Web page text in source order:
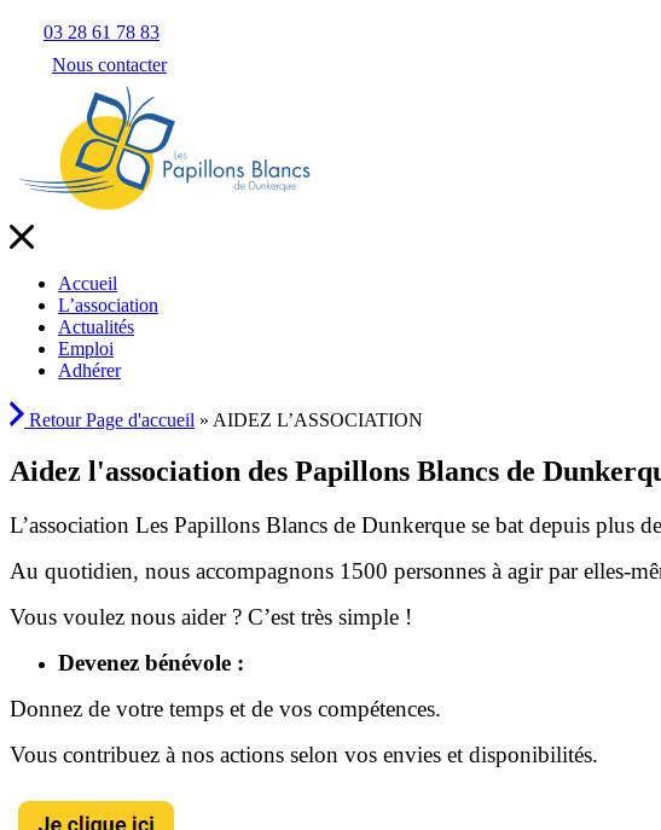
03 28 61 78 83
Nous contacter
Accueil
L’association
Actualités
Emploi
Adhérer
RetourPage d'accueil » AIDEZ L’ASSOCIATION
Aidez l'association des Papillons Blancs de
L’association Les Papillons Blancs de Dunkerque se bat depuis plus
Au quotidien, nous accompagnons 1500 personnes à agir par elles-
Vous voulez nous aider ? C’est très simple !
Devenez bénévole :
Donnez de votre temps et de vos compétences.
Vous contribuez à nos actions selon vos envies et disponibilités.